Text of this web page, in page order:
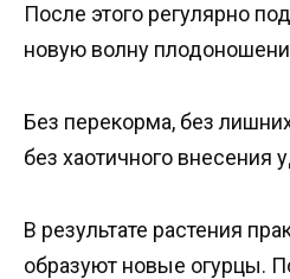
После этого регулярно
новую волну
Без перекорма, без
без хаотичного внесения
В результате растения
образуют новые огурцы.